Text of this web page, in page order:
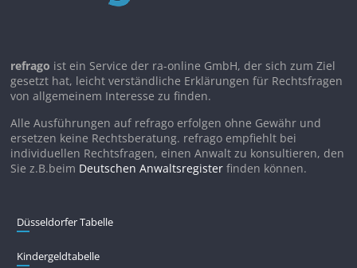
refrago ist ein Service der ra-online GmbH, der sich zum Ziel
gesetzt hat, leicht verständliche Erklärungen für Rechtsfragen
von allgemeinem Interesse zu finden.
Alle Ausführungen auf refrago erfolgen ohne Gewähr und
ersetzen keine Rechtsberatung. refrago empfiehlt bei
individuellen Rechtsfragen, einen Anwalt zu konsultieren, den
Sie z.B.beim Deutschen Anwaltsregister finden können.
Düsseldorfer Tabelle
Kindergeldtabelle